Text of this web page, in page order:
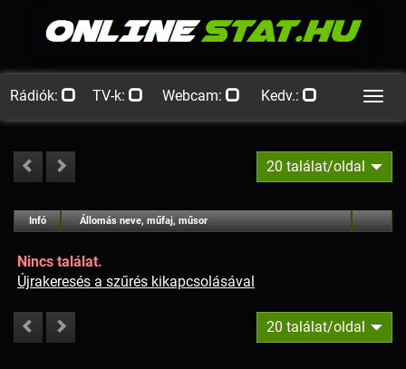
Rádiók: TV-k: Webcam: Kedv.:
20 találat/oldal
Infó Lejátszás
Állomás neve, műfaj, műsor
Nincs találat.
Újrakeresés a szűrés kikapcsolásával
20 találat/oldal